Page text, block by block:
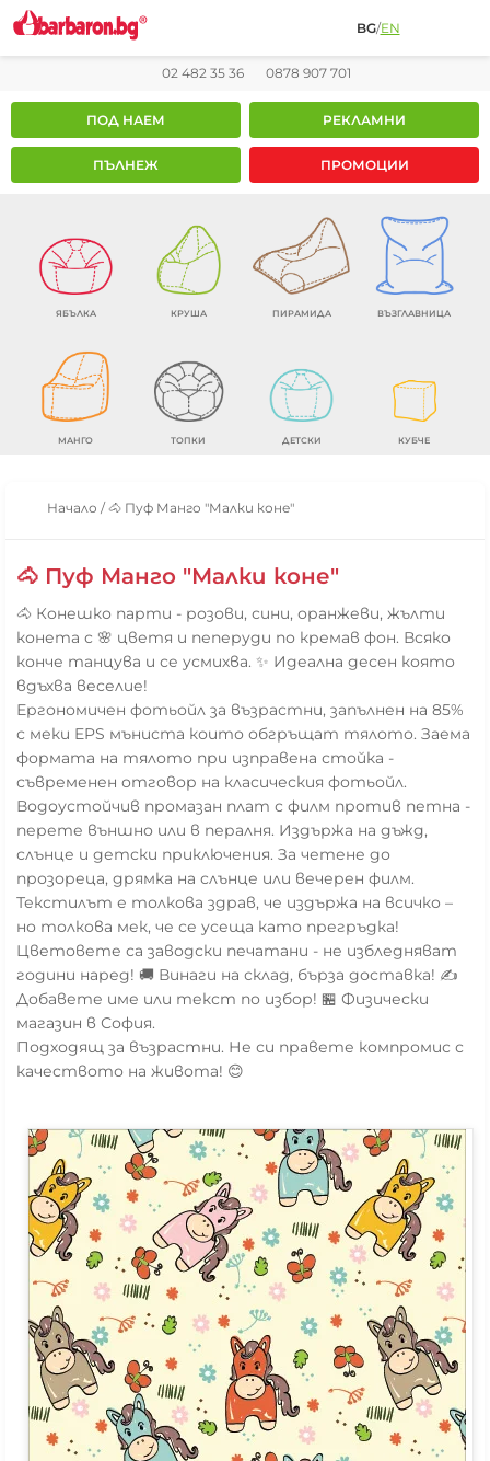
BG/EN
02 482 35 36 0878 907 701
ПОД НАЕМ РЕКЛАМНИ
ПЪЛНЕЖ ПРОМОЦИИ
ЯБЪЛКА КРУША ПИРАМИДА ВЪЗГЛАВНИЦА
МАНГО ТОПКИ ДЕТСКИ КУБЧЕ
Начало /🐴 Пуф Манго "Малки коне"
🐴 Пуф Манго "Малки коне"
🐴 Конешко парти - розови, сини, оранжеви, жълти
конета с 🌸 цветя и пеперуди по кремав фон. Всяко
конче танцува и се усмихва. ✨ Идеална десен която
вдъхва веселие!
Ергономичен фотьойл за възрастни, запълнен на 85%
с меки EPS мъниста които обгръщат тялото. Заема
формата на тялото при изправена стойка -
съвременен отговор на класическия фотьойл.
Водоустойчив промазан плат с филм против петна -
перете външно или в пералня. Издържа на дъжд,
слънце и детски приключения. За четене до
прозореца, дрямка на слънце или вечерен филм.
Текстилът е толкова здрав, че издържа на всичко –
но толкова мек, че се усеща като прегръдка!
Цветовете са заводски печатани - не избледняват
години наред! 🚚 Винаги на склад, бърза доставка! ✍️
Добавете име или текст по избор! 🏪 Физически
магазин в София.
Подходящ за възрастни. Не си правете компромис с
качеството на живота! 😊